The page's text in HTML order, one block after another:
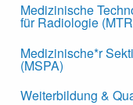
Medizinische
für Radiologie
Medizinische*r
(MSPA)
Weiterbildung &